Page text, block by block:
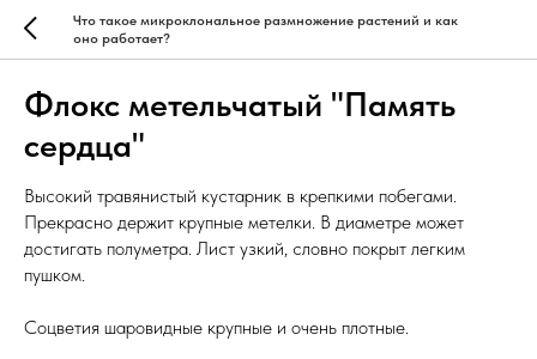
Что такое микроклональное размножение растений и как
оно работает?
Флокс метельчатый "Память
сердца"
Высокий травянистый кустарник в крепкими побегами.
Прекрасно держит крупные метелки. В диаметре может
достигать полуметра. Лист узкий, словно покрыт легким
пушком.
Соцветия шаровидные крупные и очень плотные.